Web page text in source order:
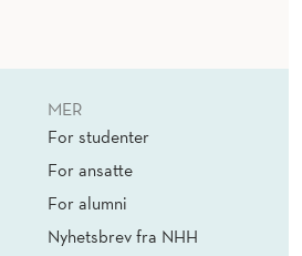
MER
For studenter
For ansatte
For alumni
Nyhetsbrev fra NHH